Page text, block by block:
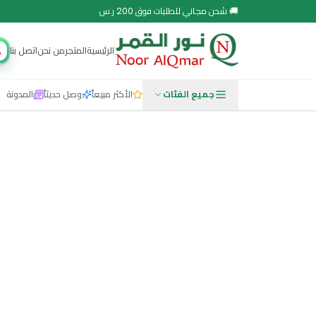
مجاني للطلبات فوق 200 ر.س
الرئيسيةالمتجرمن نحناتصل بنا مجتمع نور
الأكثر مبيعاً